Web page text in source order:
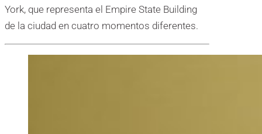
York, que representa el Empire State Building
de la ciudad en cuatro momentos diferentes.